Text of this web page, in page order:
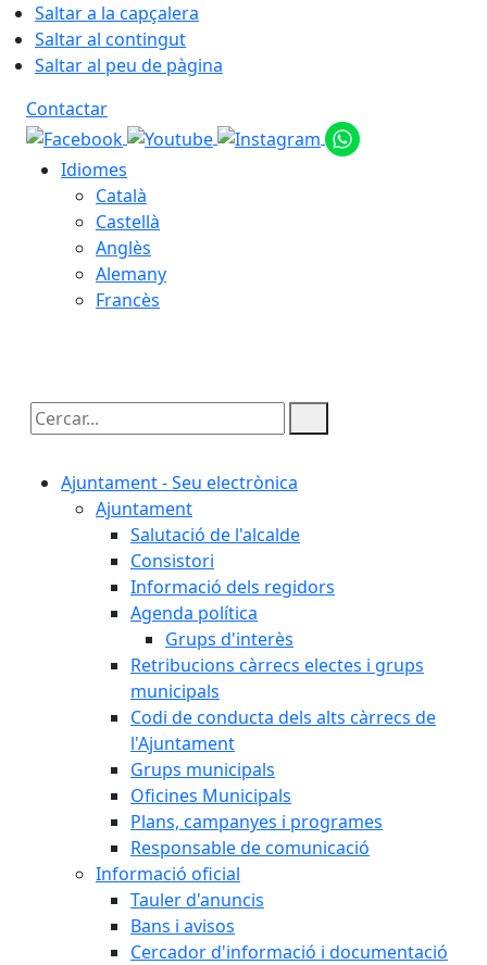
Saltar a la capçalera
Saltar al contingut
Saltar al peu de pàgina
Contactar
Idiomes
Català
Castellà
Anglès
Alemany
Francès
Cercar:
Ajuntament - Seu electrònica
Ajuntament
Salutació de l'alcalde
Consistori
Informació dels regidors
Agenda política
Grups d'interès
Retribucions càrrecs electes i grups
municipals
Codi de conducta dels alts càrrecs de
l'Ajuntament
Grups municipals
Oficines Municipals
Plans, campanyes i programes
Responsable de comunicació
Informació oficial
Tauler d'anuncis
Bans i avisos
Cercador d'informació i documentació